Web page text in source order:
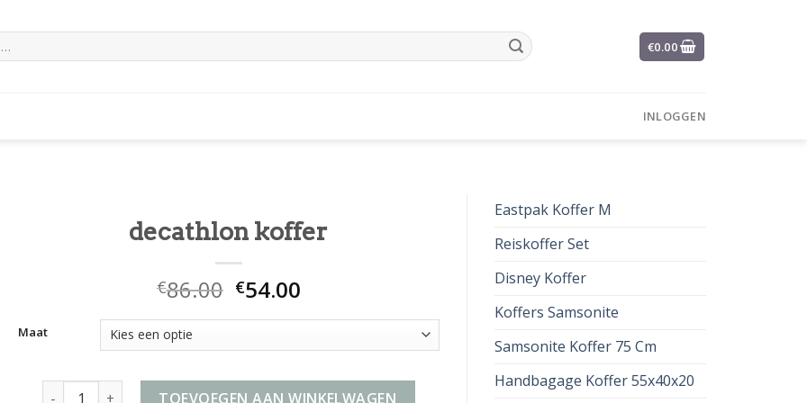
€0.00
INLOGGEN
Eastpak Koffer M
Reiskoffer Set
Disney Koffer
Koffers Samsonite
Samsonite Koffer 75 Cm
Handbagage Koffer 55x40x20
decathlon koffer
€86.00 €54.00
Maat
decathlon koffer aantalTOEVOEGEN AAN WINKELWAGEN